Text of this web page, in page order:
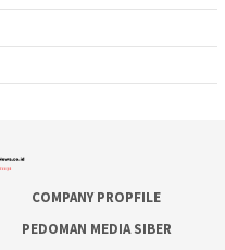
COMPANY PROPFILE
PEDOMAN MEDIA SIBER